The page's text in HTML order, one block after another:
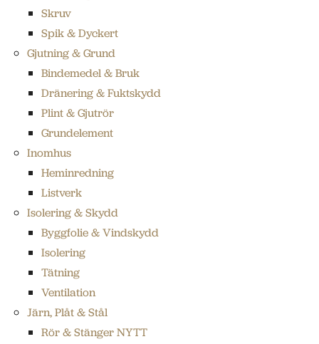
Skruv
Spik & Dyckert
Gjutning & Grund
Bindemedel & Bruk
Dränering & Fuktskydd
Plint & Gjutrör
Grundelement
Inomhus
Heminredning
Listverk
Isolering & Skydd
Byggfolie & Vindskydd
Isolering
Tätning
Ventilation
Järn, Plåt & Stål
Rör & Stänger NYTT